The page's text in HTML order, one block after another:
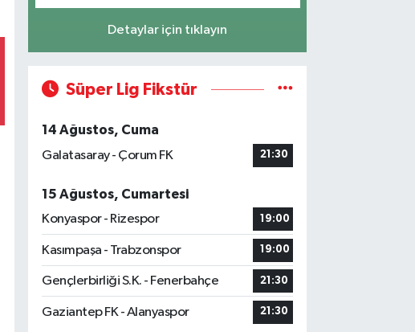
Detaylar için tıklayın
Süper Lig Fikstür
14 Ağustos, Cuma
Galatasaray - Çorum FK
21:30
15 Ağustos, Cumartesi
Konyaspor - Rizespor
19:00
Kasımpaşa - Trabzonspor 19:00
Gençlerbirliği S.K. - Fenerbahçe 21:30
Gaziantep FK - Alanyaspor 21:30